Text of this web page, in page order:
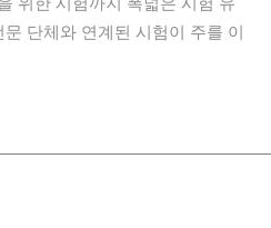
단체와 연계된 시험이 주를 이